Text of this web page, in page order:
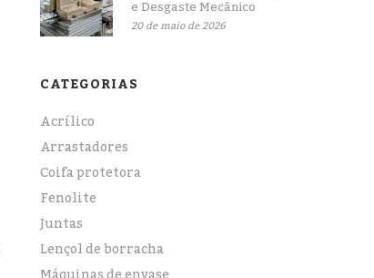
e Desgaste Mecânico
20 de maio de 2026
CATEGORIAS
Acrílico
Arrastadores
Coifa protetora
Fenolite
Juntas
Lençol de borracha